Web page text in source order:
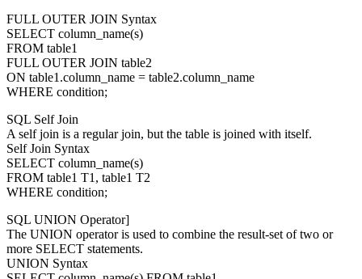
FULL OUTER JOIN Syntax
SELECT column_name(s)
FROM table1
FULL OUTER JOIN table2
ON table1.column_name = table2.column_name
WHERE condition;
SQL Self Join
A self join is a regular join, but the table is joined with itself.
Self Join Syntax
SELECT column_name(s)
FROM table1 T1, table1 T2
WHERE condition;
SQL UNION Operator]
The UNION operator is used to combine the result-set of two or
more SELECT statements.
UNION Syntax